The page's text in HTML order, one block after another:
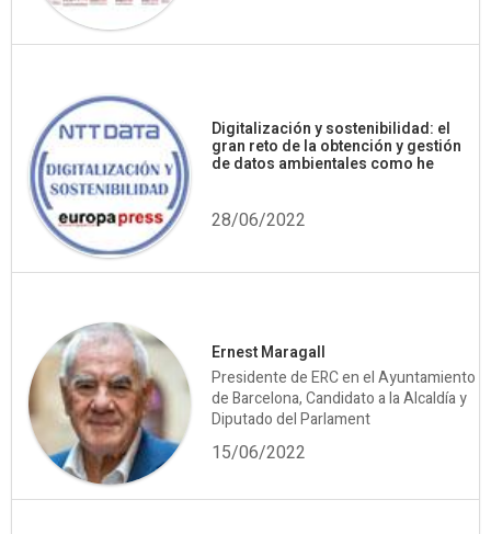
Digitalización y sostenibilidad: el
gran reto de la obtención y gestión
de datos ambientales como he
28/06/2022
Ernest Maragall
Presidente de ERC en el Ayuntamiento
de Barcelona, Candidato a la Alcaldía y
Diputado del Parlament
15/06/2022